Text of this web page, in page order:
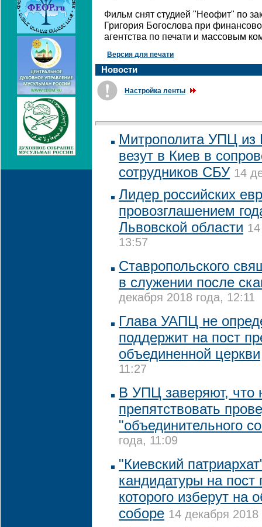
Фильм снят студией "Неофит" по
Григория Богослова при
агентства по печати и массовым
Версия для печати
Новости
Настройка ленты
Митрополита УПЦ из
везут в Киев в
сотрудников СБУ 14
Лидер российских
провозглашением
Львовской области
13:57
Ставропольского
в служении после
декабря 2018 года, 12:11
Глава УАПЦ не
поддержит на пост
объединенной церкви
11:27
В УПЦ заверяют, что
препятствовать
"объединительного
года, 11:09
"Киевский
кандидатуры на пост
которого изберут на
соборе 14 декабря 2018